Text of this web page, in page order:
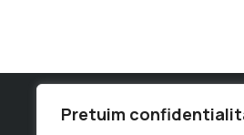
Pretuim